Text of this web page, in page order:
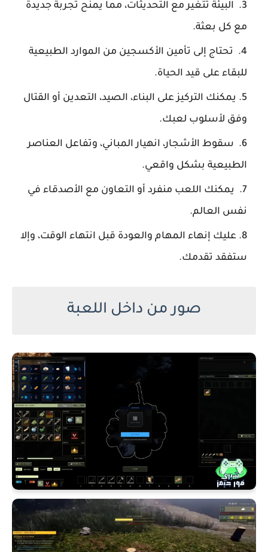
البيئة تتغير مع التحديثات، مما يمنح تجربة جديدة
مع كل بعثة.
تحتاج إلى تأمين الأكسجين من الموارد الطبيعية
للبقاء على قيد الحياة.
يمكنك التركيز على البناء، الصيد، التعدين أو القتال
وفق لأسلوب لعبك.
سقوط الأشجار، انهيار المباني، وتفاعل العناصر
الطبيعية بشكل واقعي.
يمكنك اللعب منفرد أو التعاون مع الأصدقاء في
نفس العالم.
عليك إنهاء المهام والعودة قبل انتهاء الوقت، وإلا
ستفقد تقدمك.
صور من داخل اللعبة